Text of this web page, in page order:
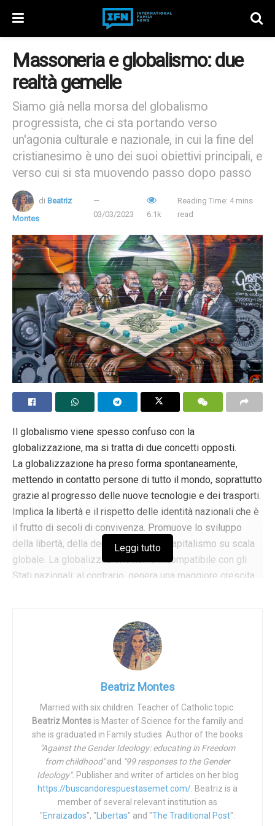
Massoneria e globalismo: due
realtà gemelle
Siamo già nella morsa del globalismo
progressista, che ci sta portando verso
un'agonia culturale e nazionale, in cui la fine del
cristianesimo è uno dei suoi obiettivi principali, e
verso cui si sta muovendo passo dopo passo
di Beatriz
Montes
03/03/2023 6.1k
Reading Time: 4 mins
read
Il globalismo viene spesso confuso con la
globalizzazione, ma si tratta di due concetti opposti.
La globalizzazione ha preso forma spontaneamente,
mettendo in contatto persone di tutto il mondo, soprattutto
grazie al progresso delle nuove tecnologie e dei trasporti.
Implica la libertà e il rispetto delle identità nazionali che è
il frutto di secoli di convivenza. Promuove lo sviluppo
della libertà, della democrazia e del capitalismo su scala
globale. La globalizzazione non è incompatibile con gli
Stati nazionali; al contrario, genera una maggiore crescita
modo totalizzante. Dalle organizzazioni internazionali,
particolarmente visibili nell’ONU, vengono imposti al
mondo intero dogmi ideologici, come l’obbligo di quote
per gli aiuti ai rifugiati e agli immigrati, di indottrinare
Il globalismo è antistatale. È un progetto di socialismo
radicale. È un’ideologia contraria al nazionalismo e al
patriottismo.
George Soros è uno dei principali promotori del
globalismo, in quanto il capo più visibile, insieme ad altre
figure di rilievo, che hanno iniziato a essere maggiormente
evidenziate negli ultimi due anni. Potrebbe essere il caso
Leggi tutto
Beatriz Montes
Married with six children. Teacher of Catholic topic.
Beatriz Montes is Master of Science for the family and
she is graduated in Family studies. Author of the books
"Against the Gender Ideology: educating in Freedom
from childhood"and "99 responses to the Gender
Ideology". Publisher and writer of articles on her blog
https://buscandorespuestasemet.com/ . Beatriz is a
member of several relevant institution as
"Enraizados", " Libertas" and "The Traditional Post".